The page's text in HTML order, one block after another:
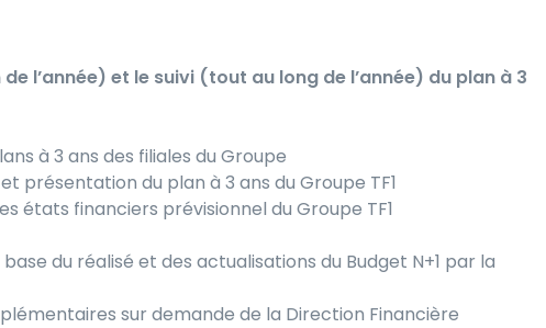
l’année) et le suivi (tout au long de l’année) du plan à 3
à 3 ans des filiales du Groupe
présentation du plan à 3 ans du Groupe TF1
états financiers prévisionnel du Groupe TF1
base du réalisé et des actualisations du Budget N+1 par la
sur demande de la Direction Financière